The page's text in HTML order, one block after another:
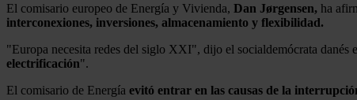
El comisario europeo de Energía y Vivienda, Dan Jørgensen, ha
interconexiones, inversiones, almacenamiento y flexibilidad.
"Europa necesita redes del siglo XXI", dijo el socialdemócrata
electrificación".
El comisario de Energía evitó entrar en las causas de la